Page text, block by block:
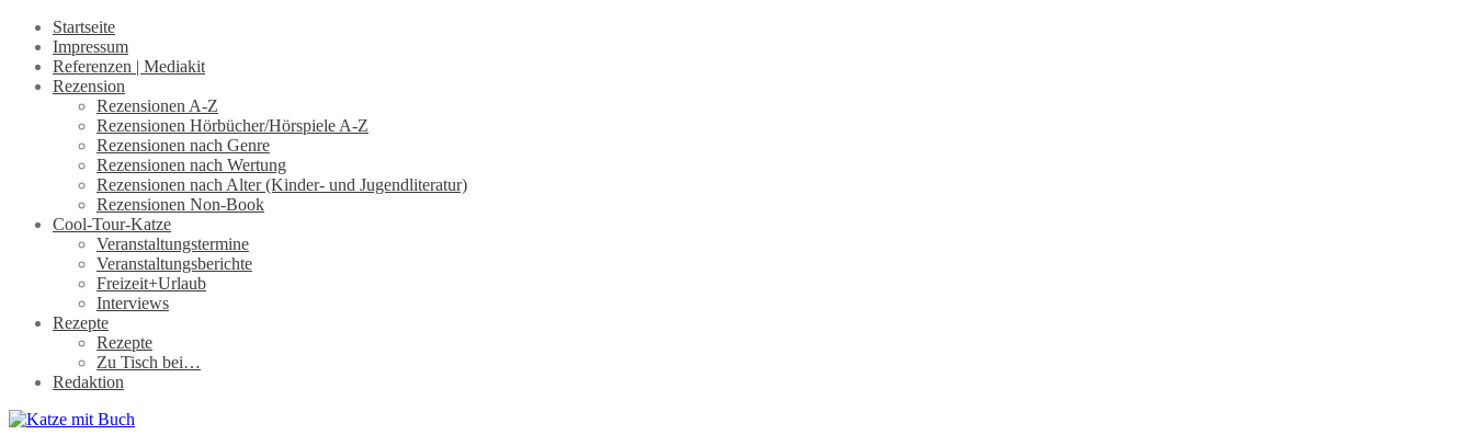
Startseite
Impressum
Referenzen | Mediakit
Rezension
Rezensionen A-Z
Rezensionen Hörbücher/Hörspiele A-Z
Rezensionen nach Genre
Rezensionen nach Wertung
Rezensionen nach Alter (Kinder- und Jugendliteratur)
Rezensionen Non-Book
Cool-Tour-Katze
Veranstaltungstermine
Veranstaltungsberichte
Freizeit+Urlaub
Interviews
Rezepte
Rezepte
Zu Tisch bei…
Redaktion